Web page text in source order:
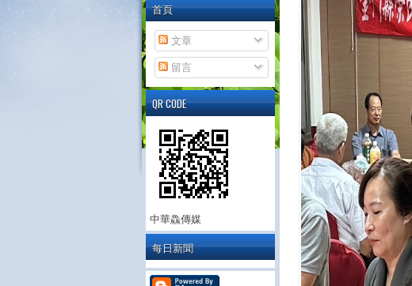
首頁
文章
留言
QR CODE
中華鱻傳媒
每日新聞